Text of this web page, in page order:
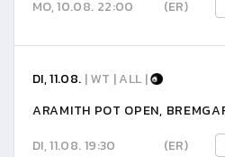
MO, 10.08. 22:00
(ER)
DI, 11.08. | WT | ALL |
ARAMITH POT OPEN,
DI, 11.08. 19:30
(ER)